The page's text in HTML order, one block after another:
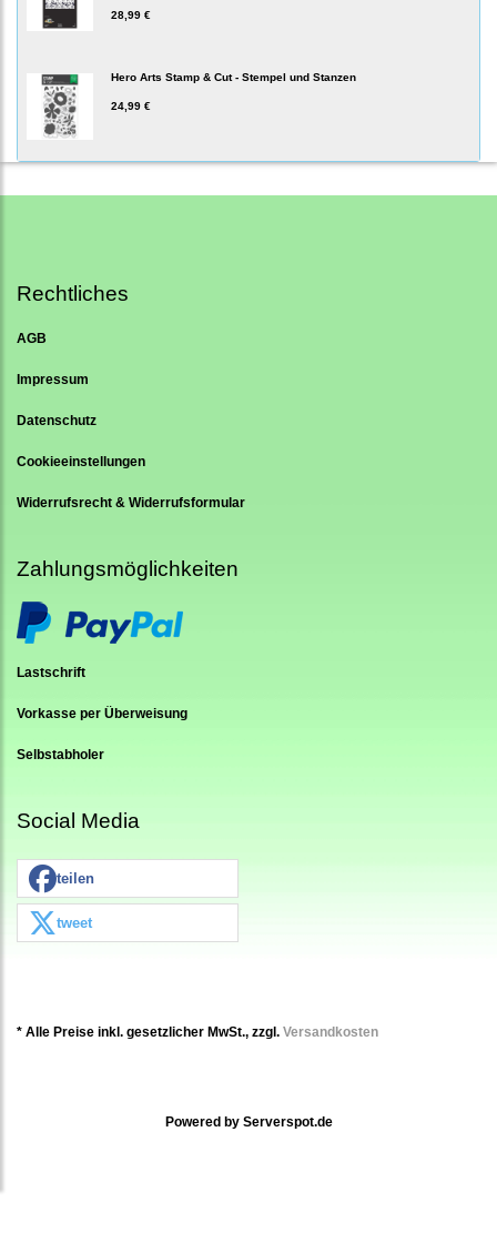
28,99 €
Hero Arts Stamp & Cut - Stempel und Stanzen
24,99 €
Rechtliches
AGB
Impressum
Datenschutz
Cookieeinstellungen
Widerrufsrecht & Widerrufsformular
Zahlungsmöglichkeiten
Lastschrift
Vorkasse per Überweisung
Selbstabholer
Social Media
teilen
tweet
* Alle Preise inkl. gesetzlicher MwSt., zzgl. Versandkosten
Powered by Serverspot.de